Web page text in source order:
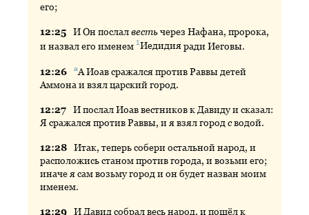
его;
12:25 ИОн послалвестьчерез Нафана, пророка,
и назвал его именем1Иедидияради Иеговы.
12:26 аАИоав сражался против Раввы детей
Аммона и взял царский город.
12:27 Ипослал Иоав вестников к Давиду и сказал:
Я сражался против Раввы, и я взял городсводой.
12:28 Итак, теперь собери остальной народ, и
расположись станом против города, и возьми его;
иначе я сам возьму город и он будет назван моим
именем.
12:29 И Давид собрал весь народ, и пошёл к